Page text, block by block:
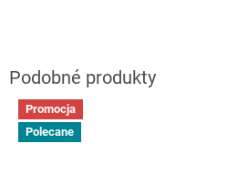
Promocja
Polecane